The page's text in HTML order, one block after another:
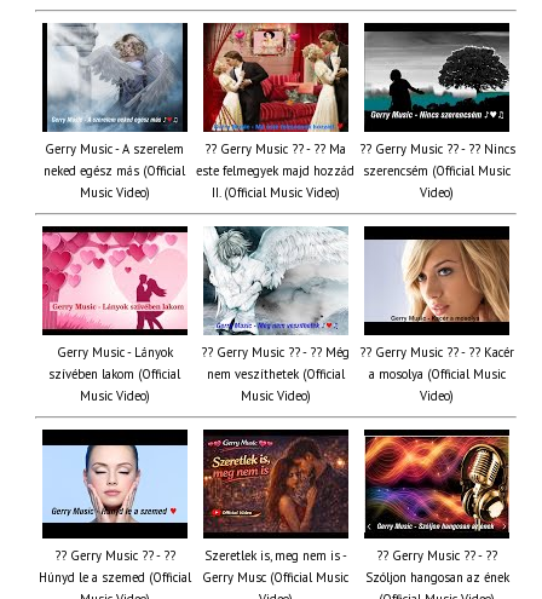
Gerry Music - A szerelem
neked egész más (Official
Music Video)
?? Gerry Music ?? - ?? Ma
este felmegyek majd hozzád
II. (Official Music Video)
?? Gerry Music ?? - ?? Nincs
szerencsém (Official Music
Video)
Gerry Music - Lányok
szívében lakom (Official
Music Video)
?? Gerry Music ?? - ?? Még
nem veszíthetek (Official
Music Video)
?? Gerry Music ?? - ?? Kacér
a mosolya (Official Music
Video)
?? Gerry Music ?? - ??
Húnyd le a szemed (Official
Szeretlek is, meg nem is -
Gerry Musc (Official Music
?? Gerry Music ?? - ??
Szóljon hangosan az ének